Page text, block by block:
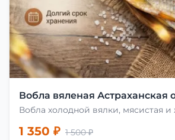
Вобла вяленая Астраханская
Вобла холодной вялки, мясистая
1 350 ₽ 1 500 ₽